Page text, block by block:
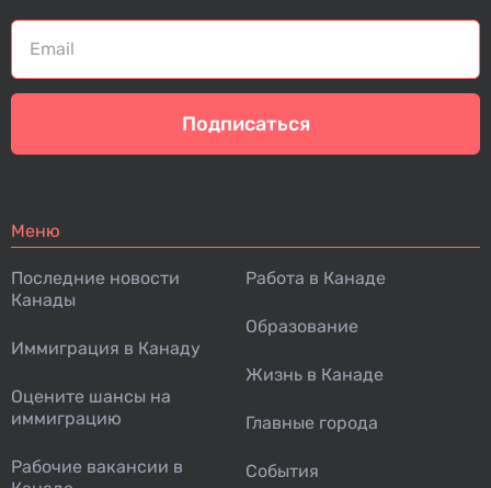
Подписаться
Меню
Последние новости
Канады
Иммиграция в Канаду
Оцените шансы на
иммиграцию
Рабочие вакансии в
Работа в Канаде
Образование
Жизнь в Канаде
Главные города
События